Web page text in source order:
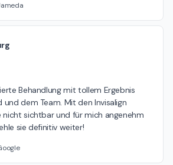
Behandlung mit tollem Ergebnis
und dem Team. Mit den Invisalign
nicht sichtbar und für mich angenehm
sie definitiv weiter!